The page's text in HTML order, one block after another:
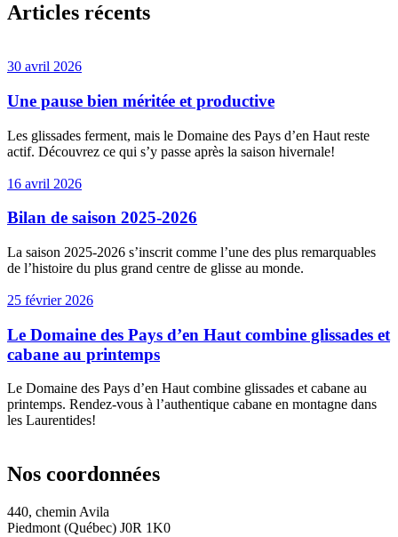
Articles récents
30 avril 2026
Une pause bien méritée et productive
Les glissades ferment, mais le Domaine des Pays d’en Haut reste
actif. Découvrez ce qui s’y passe après la saison hivernale!
16 avril 2026
Bilan de saison 2025-2026
La saison 2025-2026 s’inscrit comme l’une des plus remarquables
de l’histoire du plus grand centre de glisse au monde.
25 février 2026
Le Domaine des Pays d’en Haut combine glissades et
cabane au printemps
Le Domaine des Pays d’en Haut combine glissades et cabane au
printemps. Rendez-vous à l’authentique cabane en montagne dans
les Laurentides!
Nos coordonnées
440, chemin Avila
Piedmont (Québec) J0R 1K0